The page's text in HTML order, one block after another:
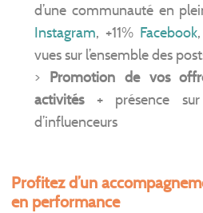
d’une communauté en
Instagram, +11% Facebook
vues sur l’ensemble des
> Promotion de vos
activités+ présence sur
d’influenceurs
Profitez d’un
en performance